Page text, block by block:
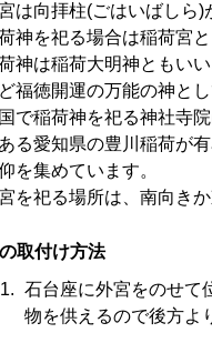
は向拝柱(ごはいばしら)
神を祀る場合は稲荷宮と
神は稲荷大明神ともい
福徳開運の万能の神とし
で稲荷神を祀る神社寺
る愛知県の豊川稲荷が
を集めています。
を祀る場所は、南向き
取付け方法
石台座に外宮をのせて
物を供えるので後方よ